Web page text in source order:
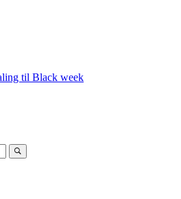
til Black week